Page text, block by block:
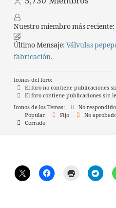
Nuestro miembro más reciente:
Último Mensaje: Válvulas
fabricación.
Iconos del foro:
El foro no contiene publicaciones
El foro contiene publicaciones sin
Iconos de los Temas:
No
Popular
Fijo No
Cerrado